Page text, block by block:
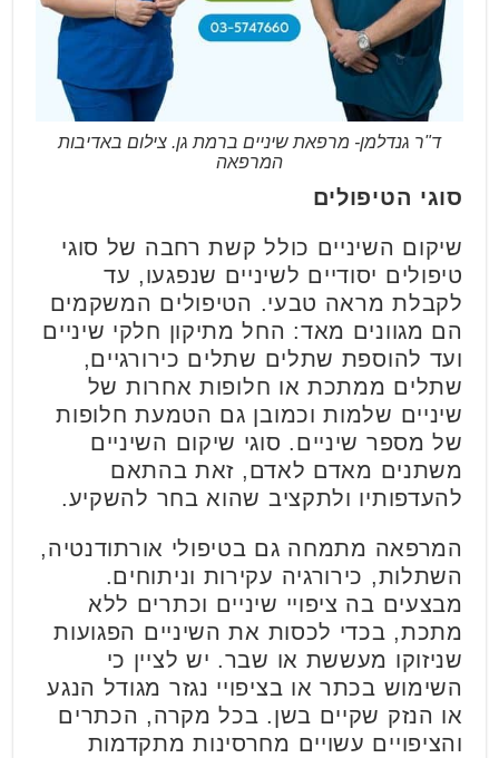
ד"ר גנדלמן- מרפאת שיניים ברמת גן. צילום באדיבות
המרפאה
סוגי הטיפולים
שיקום השיניים כולל קשת רחבה של סוגי
טיפולים יסודיים לשיניים שנפגעו, עד
לקבלת מראה טבעי. הטיפולים המשקמים
הם מגוונים מאד: החל מתיקון חלקי שיניים
ועד להוספת שתלים שתלים כירורגיים,
שתלים ממתכת או חלופות אחרות של
שיניים שלמות וכמובן גם הטמעת חלופות
של מספר שיניים. סוגי שיקום השיניים
משתנים מאדם לאדם, זאת בהתאם
להעדפותיו ולתקציב שהוא בחר להשקיע.
המרפאה מתמחה גם בטיפולי אורתודנטיה,
השתלות, כירורגיה עקירות וניתוחים.
מבצעים בה ציפויי שיניים וכתרים ללא
מתכת, בכדי לכסות את השיניים הפגועות
שניזוקו מעששת או שבר. יש לציין כי
השימוש בכתר או בציפויי נגזר מגודל הנגע
או הנזק שקיים בשן. בכל מקרה, הכתרים
והציפויים עשויים מחרסינות מתקדמות